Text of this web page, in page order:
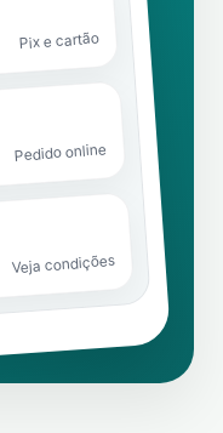
Pix e cartão
Pedido online
Veja condições